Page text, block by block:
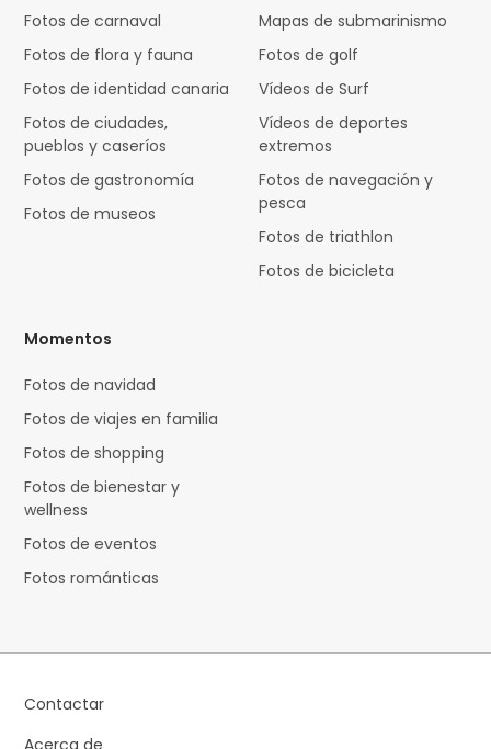
Fotos de carnaval
Fotos de flora y fauna
Fotos de identidad canaria
Fotos de ciudades,
pueblos y caseríos
Fotos de gastronomía
Fotos de museos
Mapas de submarinismo
Fotos de golf
Vídeos de Surf
Vídeos de deportes
extremos
Fotos de navegación y
pesca
Fotos de triathlon
Fotos de bicicleta
Momentos
Fotos de navidad
Fotos de viajes en familia
Fotos de shopping
Fotos de bienestar y
wellness
Fotos de eventos
Fotos románticas
Contactar